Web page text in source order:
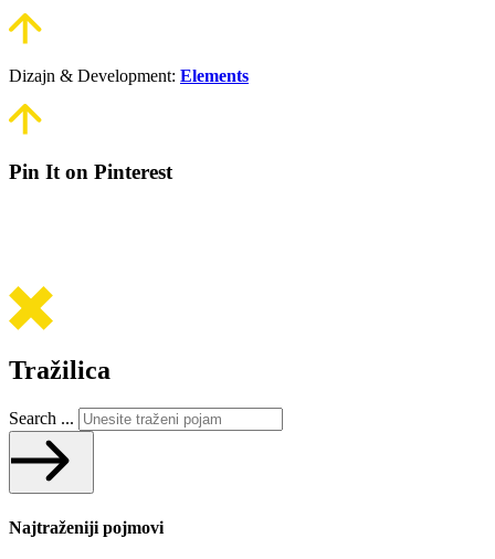
Dizajn & Development: Elements
Pin It on Pinterest
Tražilica
Search ...
Najtraženiji pojmovi